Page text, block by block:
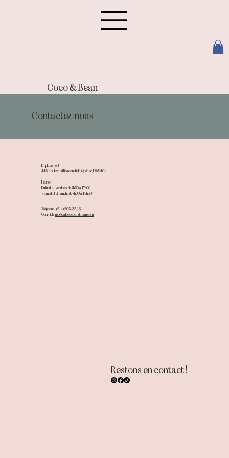
Coco & Bean
Contactez-nous
Emplacement
445, boulevard Beaconsfield, Québec, H9W4C2
Heures
Du lundi au vendredi, de 7h30 à 17h00
Samedi et dimanche de 8h00 à 16h30
Téléphone :(514) 505-2326
Courriel :info@cafecocoandbean.com
Restons en contact !